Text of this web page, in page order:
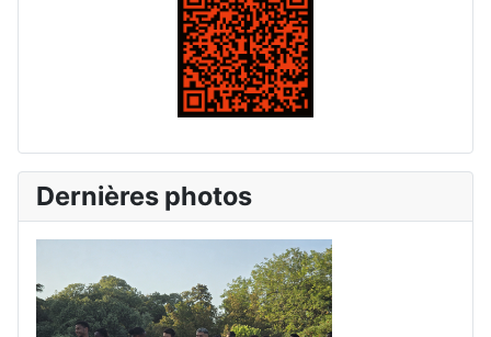
Dernières photos